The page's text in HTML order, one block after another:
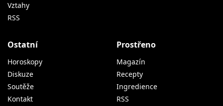
Vztahy
RSS
Ostatní
Horoskopy
Diskuze
Soutěže
Kontakt
Prostřeno
Magazín
Recepty
Ingredience
RSS